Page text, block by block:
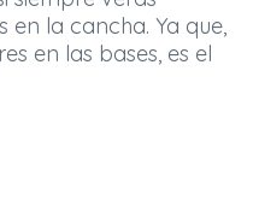
en la cancha. Ya que,
en las bases, es el